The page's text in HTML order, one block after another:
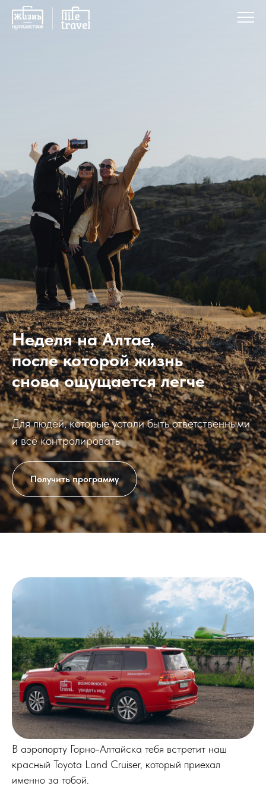
Неделя на Алтае,
после которой жизнь
снова ощущается легче
Для людей, которые устали быть ответственными
и всё контролировать
Получить программу
В аэропорту Горно-Алтайска тебя встретит наш
красный Toyota Land Cruiser, который приехал
именно за тобой.